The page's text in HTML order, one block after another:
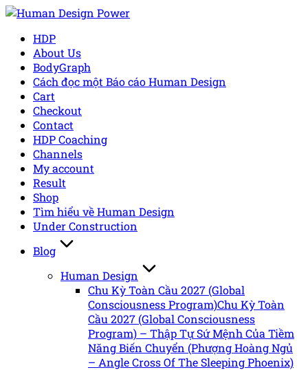
Skip
contentHDP
About Us
BodyGraph
Cách đọc một Báo cáo Human Design
Cart
Checkout
Contact
HDP Coaching
Channels
My account
Result
Shop
Tìm hiểu về Human Design
Under Construction
Blog
Human Design
Chu Kỳ Toàn Cầu 2027 (Global
Consciousness Program)Chu Kỳ Toàn
Cầu 2027 (Global Consciousness
Program) – Thập Tự Sứ Mệnh Của Tiềm
Năng Biến Chuyển (Phượng Hoàng Ngủ
– Angle Cross Of The Sleeping Phoenix)